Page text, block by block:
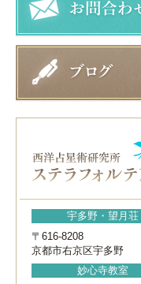
宇多野・望月荘
〒616-8208
京都市右京区宇多野
妙心寺教室